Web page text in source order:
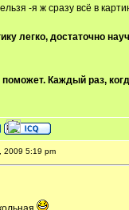
-я ж сразу всё в
легко, достаточно
Каждый раз,
2009 5:19 pm